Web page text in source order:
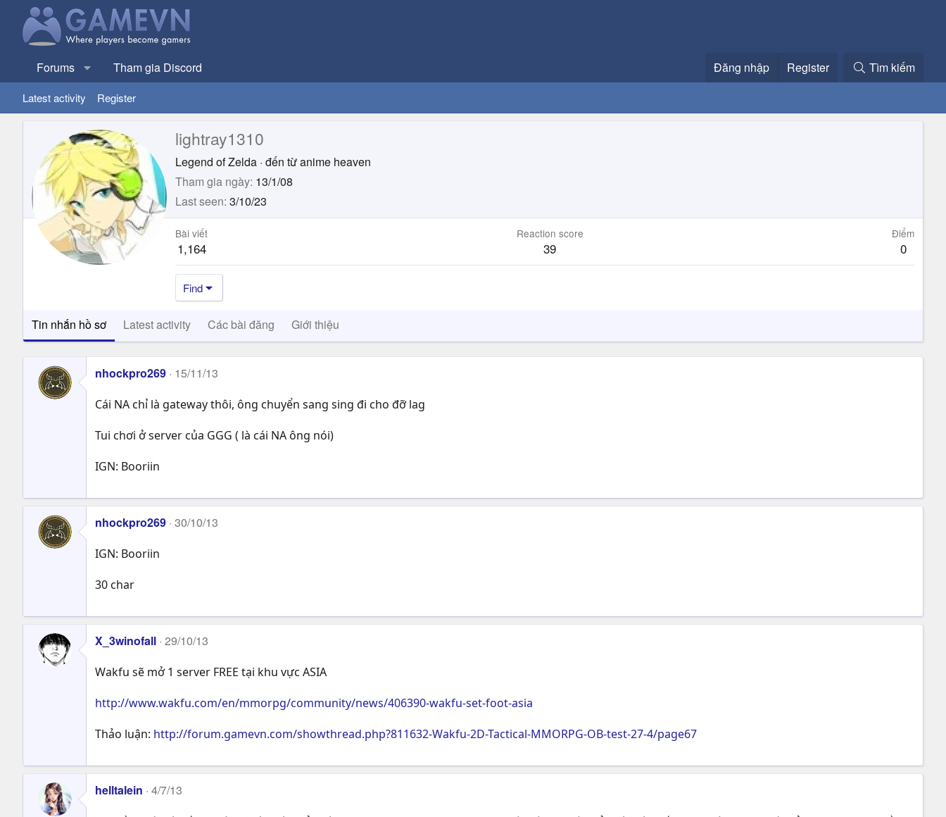
Forums Tham gia Discord Đăng nhập Register Tìm kiếm
Latest activity Register
lightray1310
Legend of Zelda · đến từanime heaven
Tham gia ngày 13/1/08
Last seen 3/10/23
Bài viết
1,164
Reaction score
39
Điểm
0
Find
Tin nhắn hồ sơ Latest activity Các bài đăng Giới thiệu
nhockpro269 15/11/13
Cái NA chỉ là gateway thôi, ông chuyển sang sing đi cho đỡ lag
Tui chơi ở server của GGG ( là cái NA ông nói)
IGN: Booriin
nhockpro269 30/10/13
IGN: Booriin
30 char
X_3winofall 29/10/13
Wakfu sẽ mở 1 server FREE tại khu vực ASIA
http://www.wakfu.com/en/mmorpg/community/news/406390-wakfu-set-foot-asia
Thảo luận: http://forum.gamevn.com/showthread.php?811632-Wakfu-2D-Tactical-MMORPG-OB-test-27-4/page67
helltalein 4/7/13